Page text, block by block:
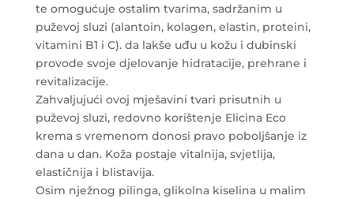
te omogućuje ostalim tvarima, sadržanim u
puževoj sluzi (alantoin, kolagen, elastin, proteini,
vitamini B1 i C). da lakše uđu u kožu i dubinski
provode svoje djelovanje hidratacije, prehrane i
revitalizacije.
Zahvaljujući ovoj mješavini tvari prisutnih u
puževoj sluzi, redovno korištenje Elicina Eco
krema s vremenom donosi pravo poboljšanje iz
dana u dan. Koža postaje vitalnija, svjetlija,
elastičnija i blistavija.
Osim nježnog pilinga, glikolna kiselina u malim